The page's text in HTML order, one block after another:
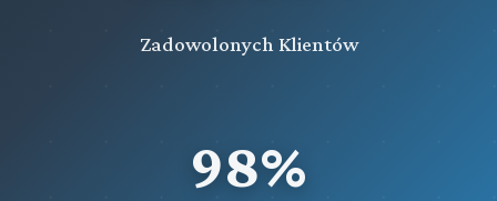
Zadowolonych Klientów
98%